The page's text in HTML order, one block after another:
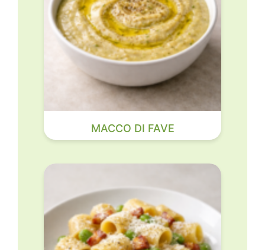
MACCO DI FAVE